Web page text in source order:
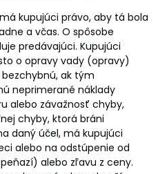
kupujúci právo, aby tá bola
a včas. O spôsobe
predávajúci. Kupujúci
o opravy vady (opravy)
ak tým
neprimerané náklady
alebo závažnosť chyby,
chyby, ktorá bráni
daný účel, má kupujúci
alebo na odstúpenie od
alebo zľavu z ceny.